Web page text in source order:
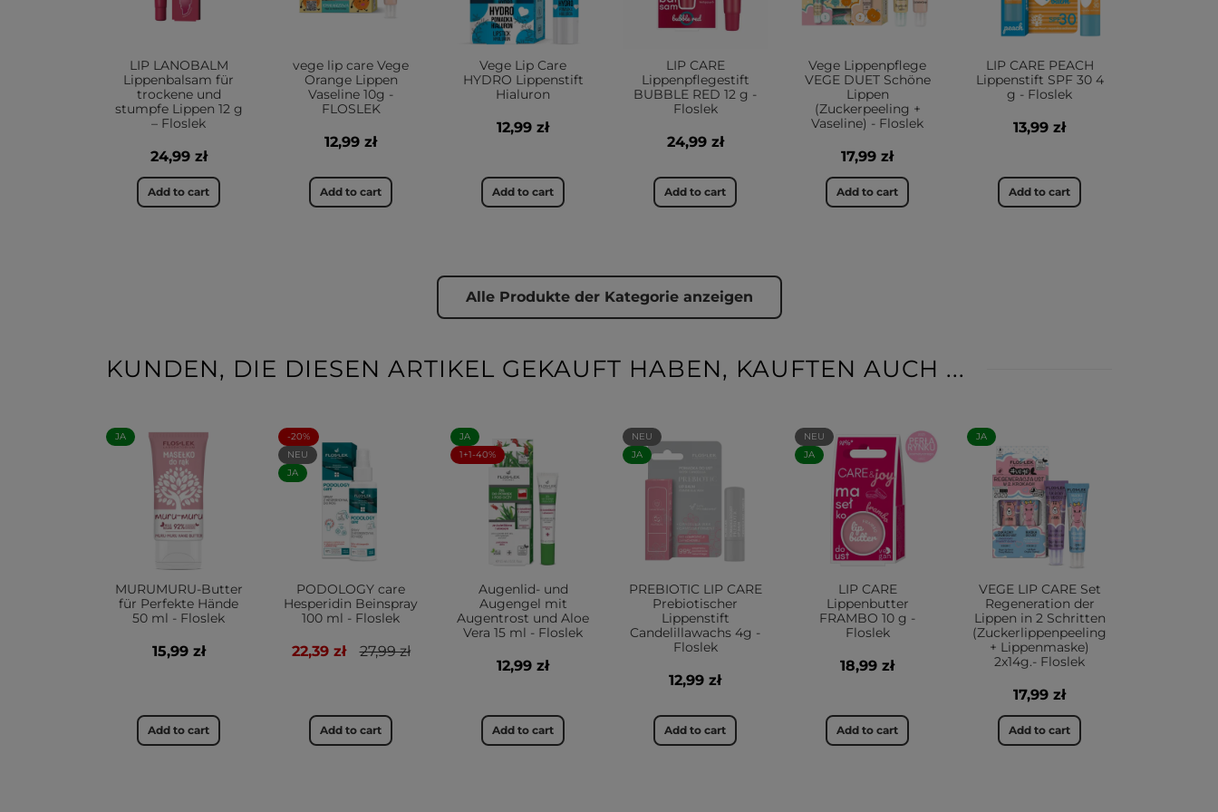
LIP LANOBALM
Lippenbalsam für
trockene und
stumpfe Lippen 12 g
– Floslek
24,99 zł
Add to cart
vege lip care Vege
Orange Lippen
Vaseline 10g -
FLOSLEK
12,99 zł
Add to cart
Vege Lip Care
HYDRO Lippenstift
Hialuron
12,99 zł
Add to cart
LIP CARE
Lippenpflegestift
BUBBLE RED 12 g -
Floslek
24,99 zł
Add to cart
Vege Lippenpflege
VEGE DUET Schöne
Lippen
(Zuckerpeeling +
Vaseline) - Floslek
17,99 zł
Add to cart
LIP CARE PEACH
Lippenstift SPF 30 4
g - Floslek
13,99 zł
Add to cart
Alle Produkte der Kategorie anzeigen
KUNDEN, DIE DIESEN ARTIKEL GEKAUFT HABEN, KAUFTEN AUCH ...
JA
MURUMURU-Butter
für Perfekte Hände
50 ml - Floslek
15,99 zł
Add to cart
-20%
NEU
JA
PODOLOGY care
Hesperidin Beinspray
100 ml - Floslek
22,39 zł 27,99 zł
Add to cart
JA
1+1-40%
Augenlid- und
Augengel mit
Augentrost und Aloe
Vera 15 ml - Floslek
12,99 zł
Add to cart
NEU
JA
PREBIOTIC LIP CARE
Prebiotischer
Lippenstift
Candelillawachs 4g -
Floslek
12,99 zł
Add to cart
NEU
JA
LIP CARE
Lippenbutter
FRAMBO 10 g -
Floslek
18,99 zł
Add to cart
JA
VEGE LIP CARE Set
Regeneration der
Lippen in 2 Schritten
(Zuckerlippenpeeling
+ Lippenmaske)
2x14g.- Floslek
17,99 zł
Add to cart